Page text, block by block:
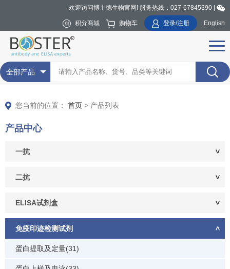
欢迎访问博士德生物官网! 服务热线：027-67845390 |
积分商城 购物车 登录/注册 English
全部产品
您当前的位置： 首页 > 产品列表
产品中心
一抗
二抗
ELISA试剂盒
免疫印迹检测试剂
蛋白提取及定量(31)